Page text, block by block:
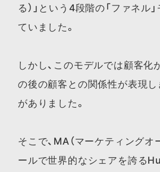
る）」という4段階の「ファネル
ていました。
しかし、このモデルでは顧客化
の後の顧客との関係性が表現
がありました。
そこで、MA（マーケティングオ
ールで世界的なシェアを誇る